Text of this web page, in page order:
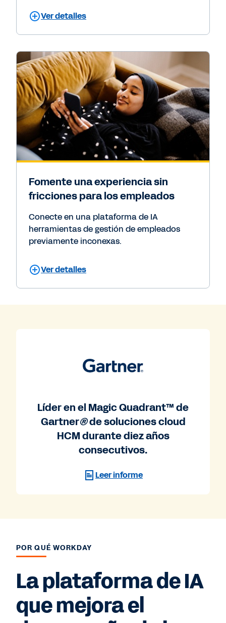
Ver detalles
Fomente una experiencia sin
fricciones para los empleados
Conecte en una plataforma de IA
herramientas de gestión de empleados
previamente inconexas.
Ver detalles
Líder en el Magic Quadrant™ de
Gartner®de soluciones cloud
HCM durante diez años
consecutivos.
Leer informe
POR QUÉ WORKDAY
La plataforma de IA
que mejora el